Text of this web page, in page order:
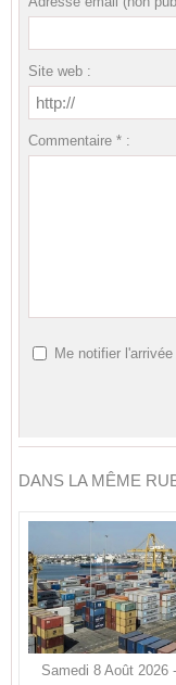
Site web :
Commentaire * :
Me notifier
DANS LA MÊME
Samedi 8 Août 2026